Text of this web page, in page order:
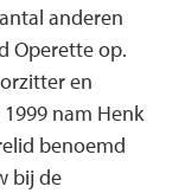
anderen
Operette op.
en
nam Henk
benoemd
bij de